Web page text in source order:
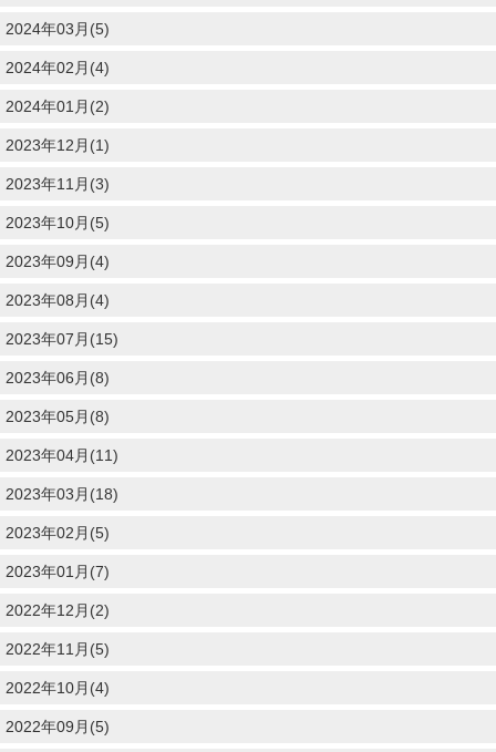
2024年03月(5)
2024年02月(4)
2024年01月(2)
2023年12月(1)
2023年11月(3)
2023年10月(5)
2023年09月(4)
2023年08月(4)
2023年07月(15)
2023年06月(8)
2023年05月(8)
2023年04月(11)
2023年03月(18)
2023年02月(5)
2023年01月(7)
2022年12月(2)
2022年11月(5)
2022年10月(4)
2022年09月(5)